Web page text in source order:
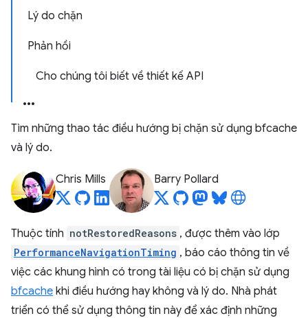
Lý do chặn
Phản hồi
Cho chúng tôi biết về thiết kế API
Tìm những thao tác điều hướng bị chặn sử dụng bfcache
và lý do.
Chris Mills Barry Pollard
Thuộc tính notRestoredReasons , được thêm vào lớp
PerformanceNavigationTiming , báo cáo thông tin về
việc các khung hình có trong tài liệu có bị chặn sử dụng
bfcache khi điều hướng hay không và lý do. Nhà phát
triển có thể sử dụng thông tin này để xác định những